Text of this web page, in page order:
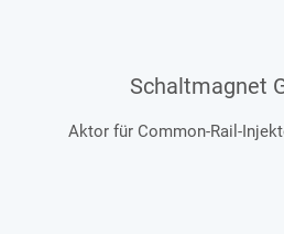
Schaltmagnet
Aktor für Common-Rail-